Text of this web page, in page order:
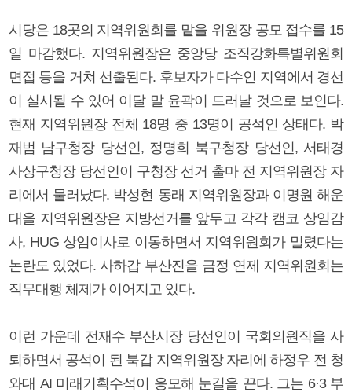
시당은 18곳의 지역위원회를 맡을 위원장 공모 접수를 15
일 마감했다. 지역위원장은 중앙당 조직강화특별위원회
면접 등을 거쳐 선출된다. 후보자가 다수인 지역에서 경선
이 실시될 수 있어 이달 말 윤곽이 드러날 것으로 보인다.
현재 지역위원장 전체 18명 중 13명이 공석인 상태다. 박
재범 남구청장 당선인, 정명희 북구청장 당선인, 서태경
사상구청장 당선인이 구청장 선거 출마 전 지역위원장 자
리에서 물러났다. 박성현 동래 지역위원장과 이명원 해운
대을 지역위원장은 지방선거를 앞두고 각각 캠코 상임감
사, HUG 상임이사로 이동하면서 지역위원회가 밀렸다는
논란도 있었다. 사하갑 부산진을 금정 연제 지역위원회는
직무대행 체제가 이어지고 있다.
이런 가운데 전재수 부산시장 당선인이 국회의원직을 사
퇴하면서 공석이 된 북갑 지역위원장 자리에 하정우 전 청
와대 AI 미래기획수석이 응모해 눈길을 끈다. 그는 6·3 부